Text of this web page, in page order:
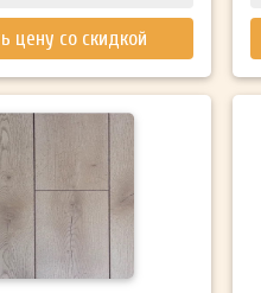
цену со скидкой